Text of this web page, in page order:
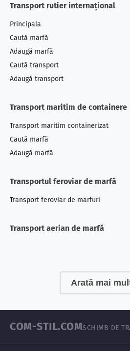
Transport rutier internațional
Principala
Caută marfă
Adaugă marfă
Caută transport
Adaugă transport
Transport maritim de containere
Transport maritim containerizat
Caută marfă
Adaugă marfă
Transportul feroviar de marfă
Transport feroviarde marfuri
Transport aerian de marfă
Arată mai
COM-STIL.COMSCHIMB DE